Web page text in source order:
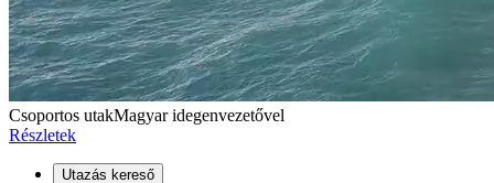
Csoportos utakMagyar idegenvezetővel
Részletek
Utazás kereső